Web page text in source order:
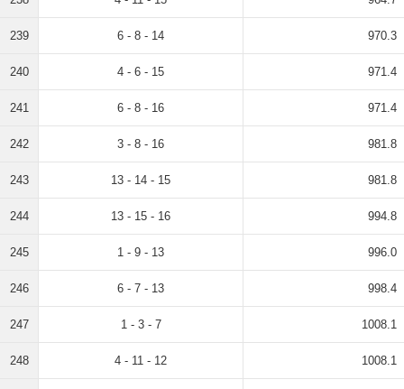
239 6 - 8 - 14 970.3
240 4 - 6 - 15 971.4
241 6 - 8 - 16 971.4
242 3 - 8 - 16 981.8
243 13 - 14 - 15 981.8
244 13 - 15 - 16 994.8
245 1 - 9 - 13 996.0
246 6 - 7 - 13 998.4
247 1 - 3 - 7 1008.1
248 4 - 11 - 12 1008.1